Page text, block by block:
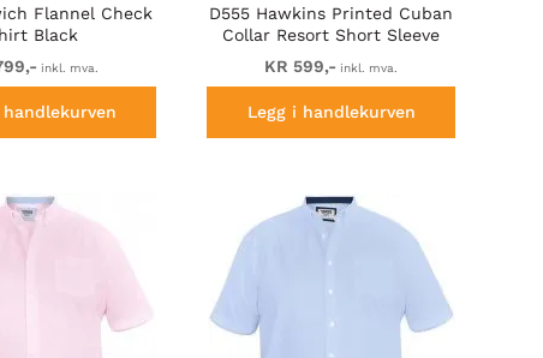
Flannel Check
Black
inkl. mva.
handlekurven
D555 Hawkins Printed Cuban
Collar Resort Short Sleeve
Shirt Teal
KR 599,- inkl. mva.
Legg i handlekurven